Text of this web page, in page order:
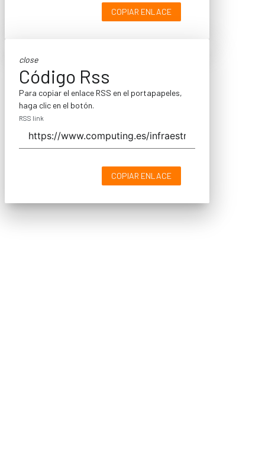
COPIAR ENLACE
close
Código Rss
Para copiar el enlace RSS en el portapapeles,
haga clic en el botón.
RSS link
COPIAR ENLACE